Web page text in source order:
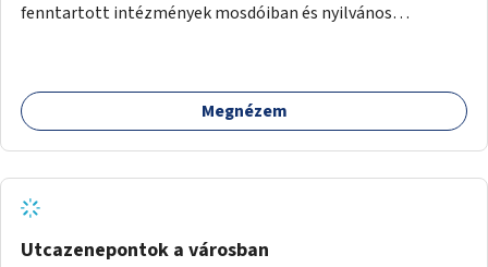
fenntartott intézmények mosdóiban és nyilvános
Megnézem
Utcazenepontok a városban